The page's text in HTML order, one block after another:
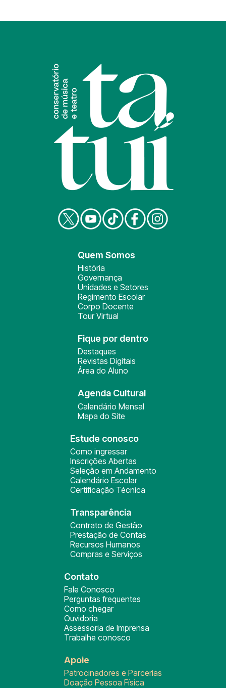
Quem Somos
História
Governança
Unidades e Setores
Regimento Escolar
Corpo Docente
Tour Virtual
Fique por dentro
Destaques
Revistas Digitais
Área do Aluno
Agenda Cultural
Calendário Mensal
Mapa do Site
Estude conosco
Como ingressar
Inscrições Abertas
Seleção em Andamento
Calendário Escolar
Certificação Técnica
Transparência
Contrato de Gestão
Prestação de Contas
Recursos Humanos
Compras e Serviços
Contato
Fale Conosco
Perguntas frequentes
Como chegar
Ouvidoria
Assessoria de Imprensa
Trabalhe conosco
Apoie
Patrocinadores e Parcerias
Doação Pessoa Física